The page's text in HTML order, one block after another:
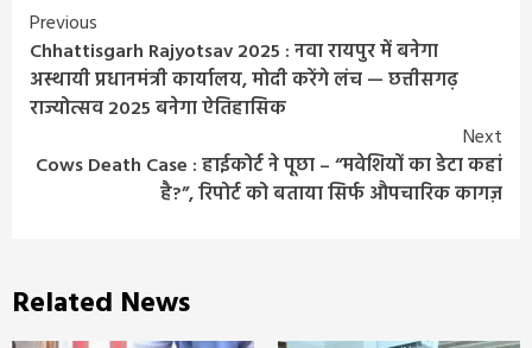
Continue
Reading
Previous
Chhattisgarh Rajyotsav 2025 : नवा रायपुर में बनेगा
अस्थायी प्रधानमंत्री कार्यालय, मोदी करेंगे लंच — छत्तीसगढ़
राज्योत्सव 2025 बनेगा ऐतिहासिक
Next
Cows Death Case : हाईकोर्ट ने पूछा – “मवेशियों का डेटा कहां
है?”, रिपोर्ट को बताया सिर्फ औपचारिक कागज़
Related News